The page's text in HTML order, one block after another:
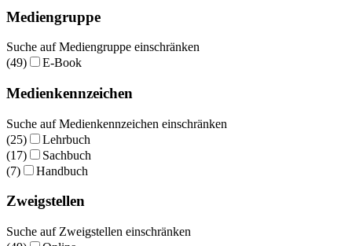
Mediengruppe
Suche auf Mediengruppe einschränken
(49)
E-Book
Medienkennzeichen
Suche auf Medienkennzeichen einschränken
(25)
Lehrbuch
(17)
Sachbuch
(7)
Handbuch
Zweigstellen
Suche auf Zweigstellen einschränken